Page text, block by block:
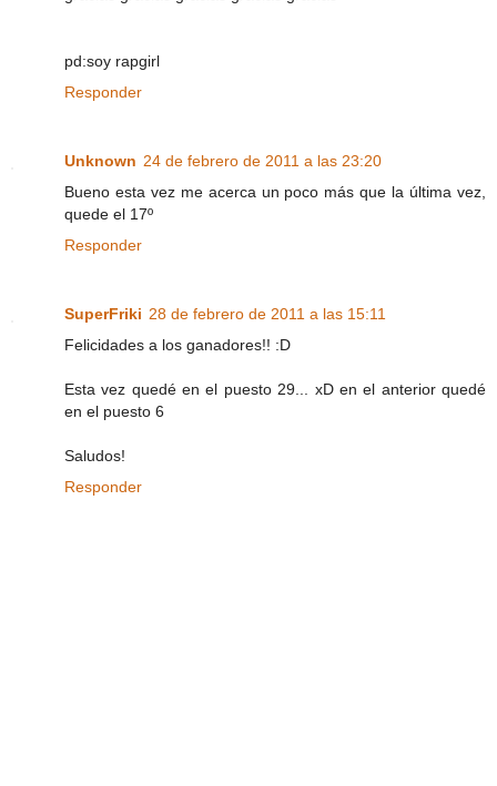
pd:soy rapgirl
Responder
Unknown 24 de febrero de 2011 a las 23:20
Bueno esta vez me acerca un poco más que la última vez,
quede el 17º
Responder
SuperFriki 28 de febrero de 2011 a las 15:11
Felicidades a los ganadores!! :D
Esta vez quedé en el puesto 29... xD en el anterior quedé
en el puesto 6
Saludos!
Responder